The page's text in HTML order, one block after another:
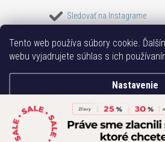
Tento web používa súbory cookie.
webu vyjadrujete súhlas s ich
Nastavenie
Súhlasím
Sledovať na Instagrame
Bižuterie TOP Vše k mobilu Mobil
Vytvoril
Copyright 2017-2026Bižutéria TOP.